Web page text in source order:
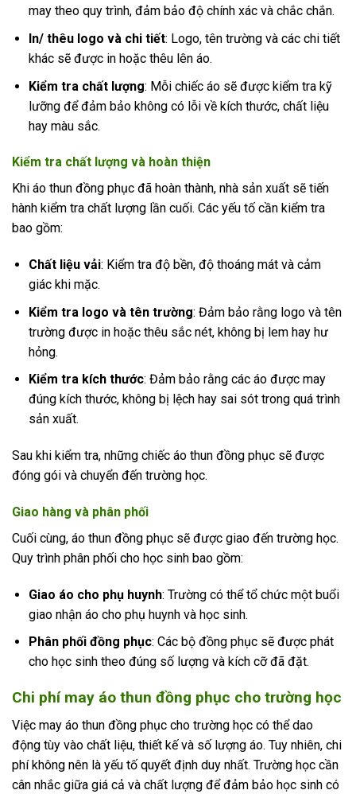
may theo quy trình, đảm bảo độ chính xác và chắc chắn.
In/ thêu logo và chi tiết: Logo, tên trường và các chi tiết
khác sẽ được in hoặc thêu lên áo.
Kiểm tra chất lượng: Mỗi chiếc áo sẽ được kiểm tra kỹ
lưỡng để đảm bảo không có lỗi về kích thước, chất liệu
hay màu sắc.
Kiểm tra chất lượng và hoàn thiện
Khi áo thun đồng phục đã hoàn thành, nhà sản xuất sẽ tiến
hành kiểm tra chất lượng lần cuối. Các yếu tố cần kiểm tra
bao gồm:
Chất liệu vải: Kiểm tra độ bền, độ thoáng mát và cảm
giác khi mặc.
Kiểm tra logo và tên trường: Đảm bảo rằng logo và tên
trường được in hoặc thêu sắc nét, không bị lem hay hư
hỏng.
Kiểm tra kích thước: Đảm bảo rằng các áo được may
đúng kích thước, không bị lệch hay sai sót trong quá trình
sản xuất.
Sau khi kiểm tra, những chiếc áo thun đồng phục sẽ được
đóng gói và chuyển đến trường học.
Giao hàng và phân phối
Cuối cùng, áo thun đồng phục sẽ được giao đến trường học.
Quy trình phân phối cho học sinh bao gồm:
Giao áo cho phụ huynh: Trường có thể tổ chức một buổi
giao nhận áo cho phụ huynh và học sinh.
Phân phối đồng phục: Các bộ đồng phục sẽ được phát
cho học sinh theo đúng số lượng và kích cỡ đã đặt.
Chi phí may áo thun đồng phục cho trường học
Việc may áo thun đồng phục cho trường học có thể dao
động tùy vào chất liệu, thiết kế và số lượng áo. Tuy nhiên, chi
phí không nên là yếu tố quyết định duy nhất. Trường học cần
cân nhắc giữa giá cả và chất lượng để đảm bảo học sinh có